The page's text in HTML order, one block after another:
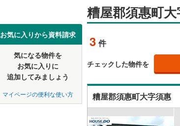
お気に入りから資料請求
気になる物件を
お気に入りに
追加してみましょう
マイページの便利な使い方
糟屋郡須惠町
3 件
チェックした物件を
糟屋郡須惠町大字須惠
信越・北陸
近畿
中国
福岡市
福岡県のそのほ
かの地域
地下鉄
私鉄・その他